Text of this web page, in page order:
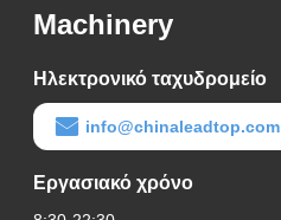
Machinery
Ηλεκτρονικό ταχυδρομείο
info@chinaleadtop.com
Εργασιακό χρόνο